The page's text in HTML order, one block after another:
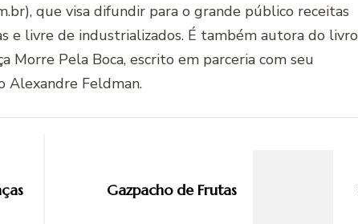
que visa difundir para o grande público receitas
e livre de industrializados. É também autora do livro
Morre Pela Boca, escrito em parceria com seu
Alexandre Feldman.
Gazpacho de Frutas